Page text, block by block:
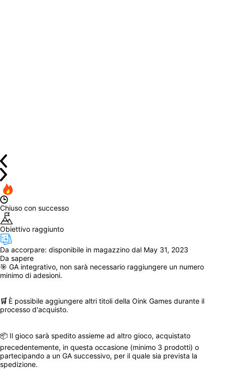
Chiuso con successo
Obiettivo raggiunto
Da accorpare: disponibile in magazzino dal May 31, 2023
Da sapere
🎯 GA integrativo, non sarà necessario raggiungere un numero
minimo di adesioni.
🛒 È possibile aggiungere altri titoli della Oink Games durante il
processo d'acquisto.
📦 Il gioco sarà spedito assieme ad altro gioco, acquistato
precedentemente, in questa occasione (minimo 3 prodotti) o
partecipando a un GA successivo, per il quale sia prevista la
spedizione.